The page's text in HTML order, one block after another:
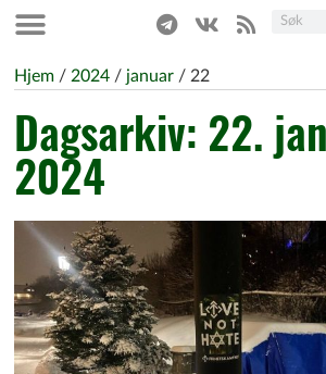
Hjem / 2024 / januar / 22
Dagsarkiv: 22.
2024